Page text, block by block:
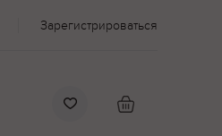
Зарегистрироваться